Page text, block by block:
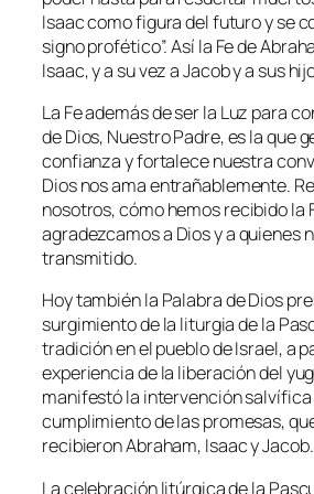
Isaac como figura del futuro y se
signo profético”.Así la Fe de
Isaac, y a su vez a Jacob y a sus
La Fe además de ser la Luz para
de Dios, Nuestro Padre, es la que
confianza y fortalece nuestra
Dios nos ama entrañablemente.
nosotros, cómo hemos recibido la
agradezcamos a Dios y a quienes
transmitido.
Hoy también la Palabra de Dios
surgimiento de la liturgia de la
tradición en el pueblo de Israel, a
experiencia de la liberación del
manifestó la intervención salvífica
cumplimiento de las promesas,
recibieron Abraham, Isaac y Jacob.
La celebración litúrgica de la